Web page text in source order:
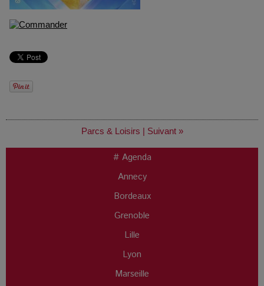
Parcs & Loisirs | Suivant »
# Agenda
Annecy
Bordeaux
Grenoble
Lille
Lyon
Marseille